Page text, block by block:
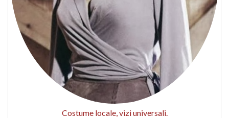
Costume locale, vizi universali.